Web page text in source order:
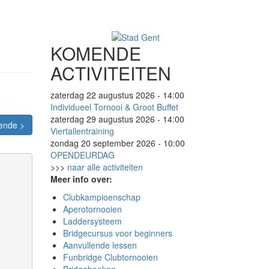
>
KOMENDE
ACTIVITEITEN
zaterdag 22 augustus 2026 - 14:00
Individueel Tornooi & Groot Buffet
zaterdag 29 augustus 2026 - 14:00
Viertallentraining
zondag 20 september 2026 - 10:00
OPENDEURDAG
>>> naar alle activiteiten
Meer info over:
Clubkampioenschap
Aperotornooien
Laddersysteem
Bridgecursus voor beginners
Aanvullende lessen
Funbridge Clubtornooien